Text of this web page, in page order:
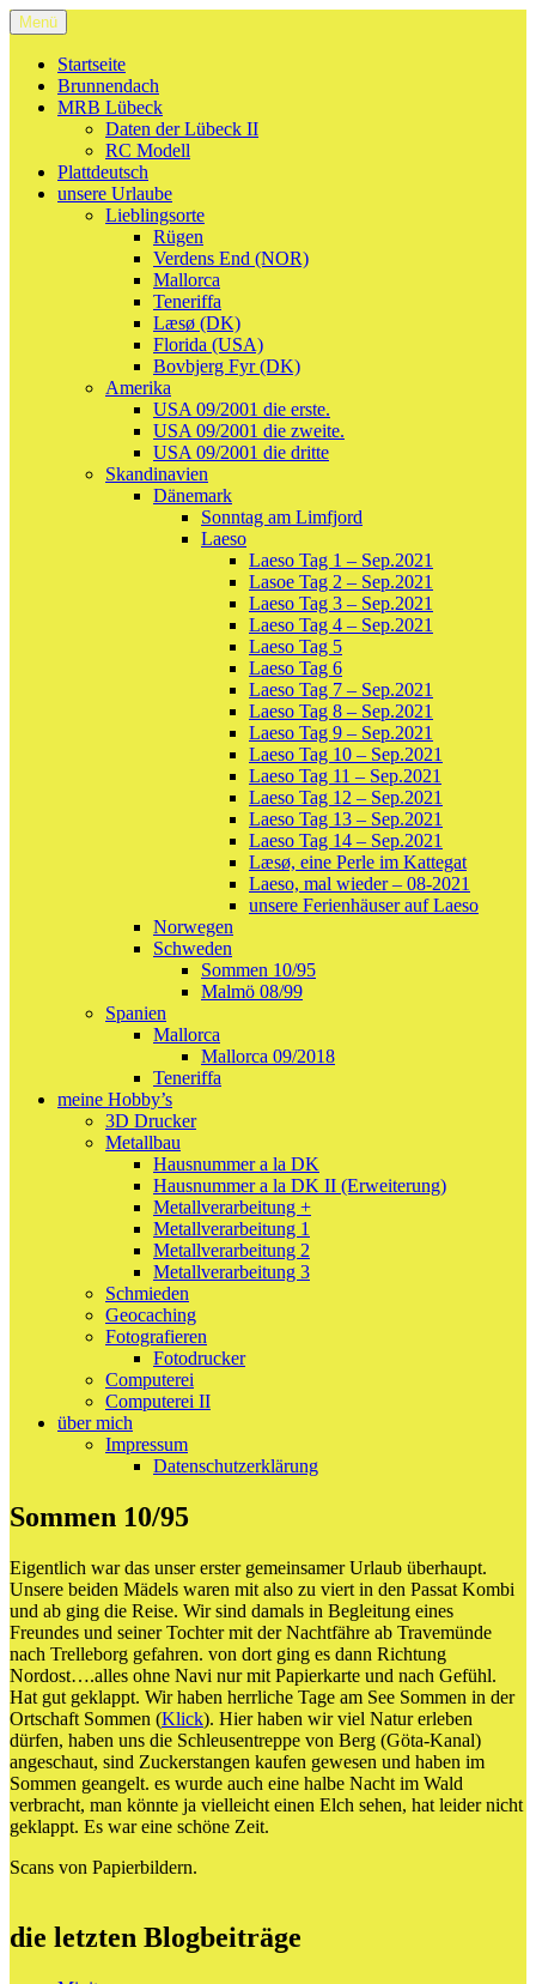
Zum
Inhalt
springen
Welcome to Holgy
…alles was mir so durch den Kopf geht.
Menü
Startseite
Brunnendach
MRB Lübeck
Daten der Lübeck II
RC Modell
Plattdeutsch
unsere Urlaube
Lieblingsorte
Rügen
Verdens End (NOR)
Mallorca
Teneriffa
Læsø (DK)
Florida (USA)
Bovbjerg Fyr (DK)
Amerika
USA 09/2001 die erste.
USA 09/2001 die zweite.
USA 09/2001 die dritte
Skandinavien
Dänemark
Sonntag am Limfjord
Laeso
Laeso Tag 1 – Sep.2021
Lasoe Tag 2 – Sep.2021
Laeso Tag 3 – Sep.2021
Laeso Tag 4 – Sep.2021
Laeso Tag 5
Laeso Tag 6
Laeso Tag 7 – Sep.2021
Laeso Tag 8 – Sep.2021
Laeso Tag 9 – Sep.2021
Laeso Tag 10 – Sep.2021
Laeso Tag 11 – Sep.2021
Laeso Tag 12 – Sep.2021
Laeso Tag 13 – Sep.2021
Laeso Tag 14 – Sep.2021
Læsø, eine Perle im Kattegat
Laeso, mal wieder – 08-2021
unsere Ferienhäuser auf Laeso
Norwegen
Schweden
Sommen 10/95
Malmö 08/99
Spanien
Mallorca
Mallorca 09/2018
Teneriffa
meine Hobby’s
3D Drucker
Metallbau
Hausnummer a la DK
Hausnummer a la DK II (Erweiterung)
Metallverarbeitung +
Metallverarbeitung 1
Metallverarbeitung 2
Metallverarbeitung 3
Schmieden
Geocaching
Fotografieren
Fotodrucker
Computerei
Computerei II
über mich
Impressum
Datenschutzerklärung
Sommen 10/95
Eigentlich war das unser erster gemeinsamer Urlaub überhaupt.
Unsere beiden Mädels waren mit also zu viert in den Passat Kombi
und ab ging die Reise. Wir sind damals in Begleitung eines
Freundes und seiner Tochter mit der Nachtfähre ab Travemünde
nach Trelleborg gefahren. von dort ging es dann Richtung
Nordost….alles ohne Navi nur mit Papierkarte und nach Gefühl.
Hat gut geklappt. Wir haben herrliche Tage am See Sommen in der
Ortschaft Sommen (Klick). Hier haben wir viel Natur erleben
dürfen, haben uns die Schleusentreppe von Berg (Göta-Kanal)
angeschaut, sind Zuckerstangen kaufen gewesen und haben im
Sommen geangelt. es wurde auch eine halbe Nacht im Wald
verbracht, man könnte ja vielleicht einen Elch sehen, hat leider nicht
geklappt. Es war eine schöne Zeit.
Scans von Papierbildern.
die letzten Blogbeiträge